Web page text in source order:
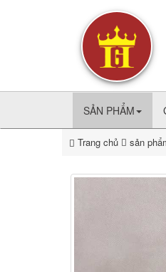
SẢN PHẨM
Trang chủ sản